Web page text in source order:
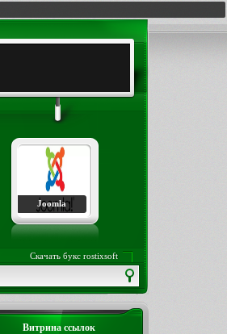
Joomla
Скачать букс rostixsoft
Витрина ссылок